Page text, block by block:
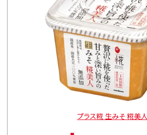
プラス糀 生みそ 糀美人